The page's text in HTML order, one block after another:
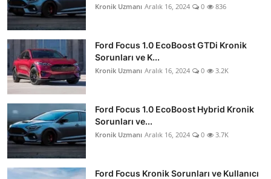
Kronik Uzmanı Aralık 16, 2024 0 836
Ford Focus 1.0 EcoBoost GTDi Kronik
Sorunları ve K...
Kronik Uzmanı Aralık 16, 2024 0 3.2K
Ford Focus 1.0 EcoBoost Hybrid Kronik
Sorunları ve...
Kronik Uzmanı Aralık 16, 2024 0 3.7K
Ford Focus Kronik Sorunları ve Kullanıcı